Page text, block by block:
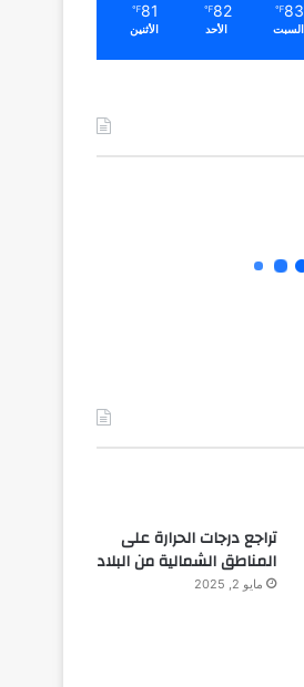
83
℉
السبت
82
℉
الأحد
81
℉
الأثنين
تراجع درجات الحرارة على
المناطق الشمالية من البلاد
مايو 2, 2025